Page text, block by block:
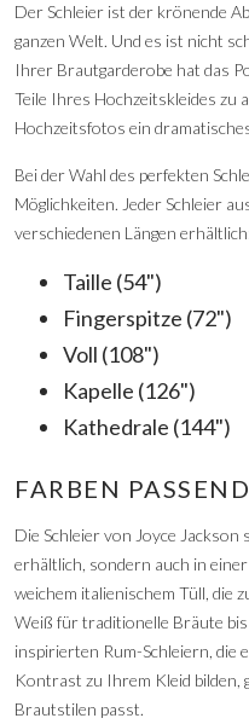
Der Schleier ist der krönende
ganzen Welt. Und es ist nicht
Ihrer Brautgarderobe hat das
Teile Ihres Hochzeitskleides zu
Hochzeitsfotos ein
Bei der Wahl des perfekten
Möglichkeiten. Jeder Schleier
verschiedenen Längen
Taille (54")
Fingerspitze (72")
Voll (108")
Kapelle (126")
Kathedrale (144")
FARBEN
Die Schleier von Joyce
erhältlich, sondern auch in
weichem italienischem Tüll, die
Weiß für traditionelle Bräute bis
inspirierten Rum-Schleiern, die
Kontrast zu Ihrem Kleid bilden,
Brautstilen passt.